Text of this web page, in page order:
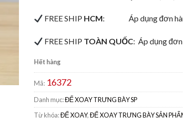
FREE SHIP HCM:Áp dụng đơn
FREE SHIP TOÀN QUỐC: Áp dụng
Hết hàng
Mã: 16372
Danh mục:ĐẾ XOAY TRƯNG BÀY SP
Từ khóa:ĐẾ XOAY,ĐẾ XOAY TRƯNG BÀY SẢN